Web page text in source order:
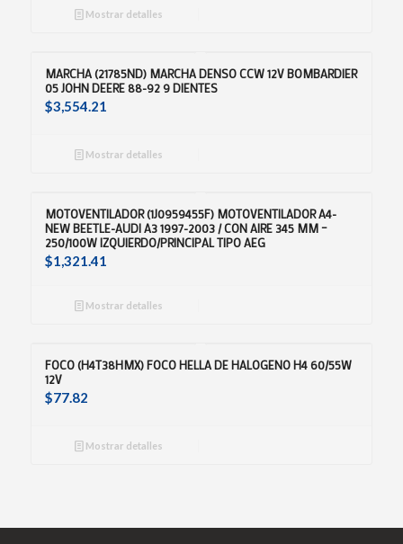
Mostrar detalles
MARCHA (21785ND) MARCHA DENSO CCW 12V BOMBARDIER
05 JOHN DEERE 88-92 9 DIENTES
$3,554.21
Mostrar detalles
MOTOVENTILADOR (1J0959455F) MOTOVENTILADOR A4-
NEW BEETLE-AUDI A3 1997-2003 / CON AIRE 345 MM –
250/100W IZQUIERDO/PRINCIPAL TIPO AEG
$1,321.41
Mostrar detalles
FOCO (H4T38HMX) FOCO HELLA DE HALOGENO H4 60/55W
12V
$77.82
Mostrar detalles